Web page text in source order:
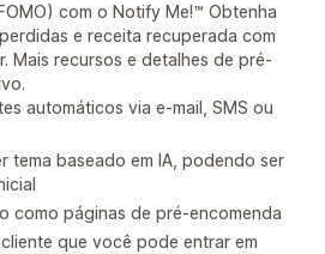
com o Notify Me!™ Obtenha
e receita recuperada com
Mais recursos e detalhes de pré-
automáticos via e-mail, SMS ou
tema baseado em IA, podendo ser
como páginas de pré-encomenda
que você pode entrar em